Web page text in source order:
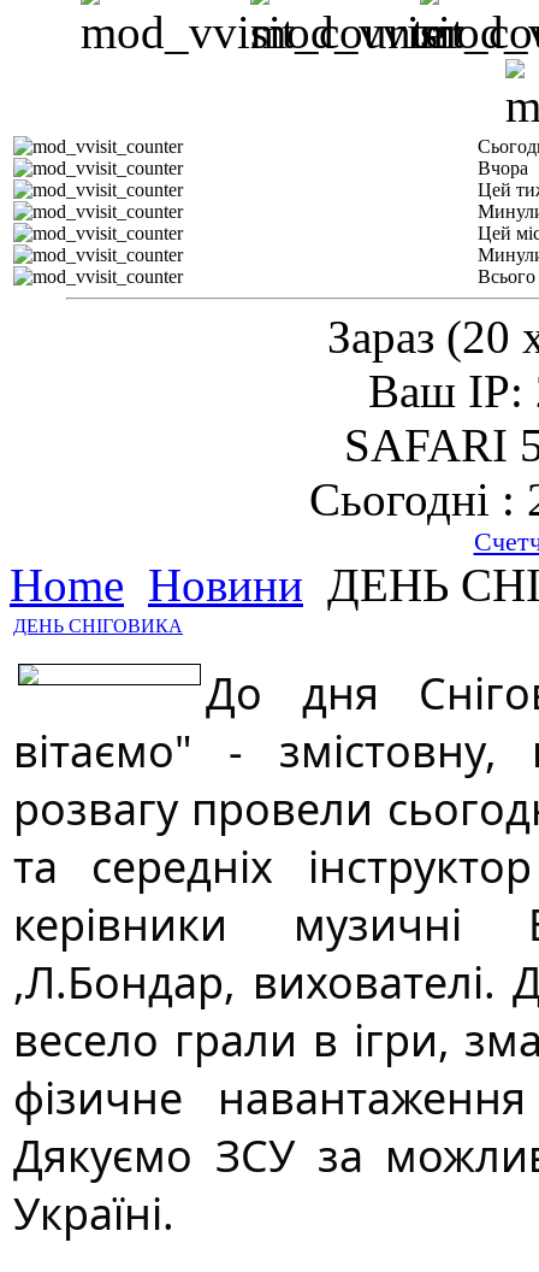
Вчора
Цей
Цей
Всього
Зараз (20
Ваш IP:
SAFARI
Сьогодні :
Home Новини ДЕНЬ
ДЕНЬ СНІГОВИКА
До дня
вітаємо" -
розвагу провели
та середніх
керівники
,Л.Бондар, вихователі.
весело грали в ігри,
фізичне
Дякуємо ЗСУ за
Україні.